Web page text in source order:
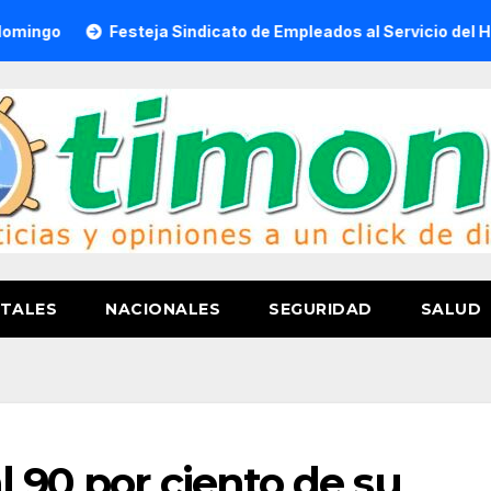
Festeja Sindicato de Empleados al Servicio del H.
NACIONALES SEGURIDAD SALUD